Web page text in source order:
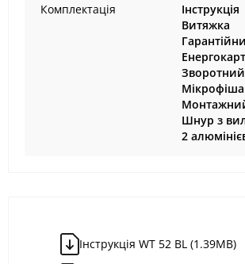
Комплектація
Інструкція
Витяжка
Мікрофіша
Шнур з
2
Iнструкція WT 52 BL (1.39MB)